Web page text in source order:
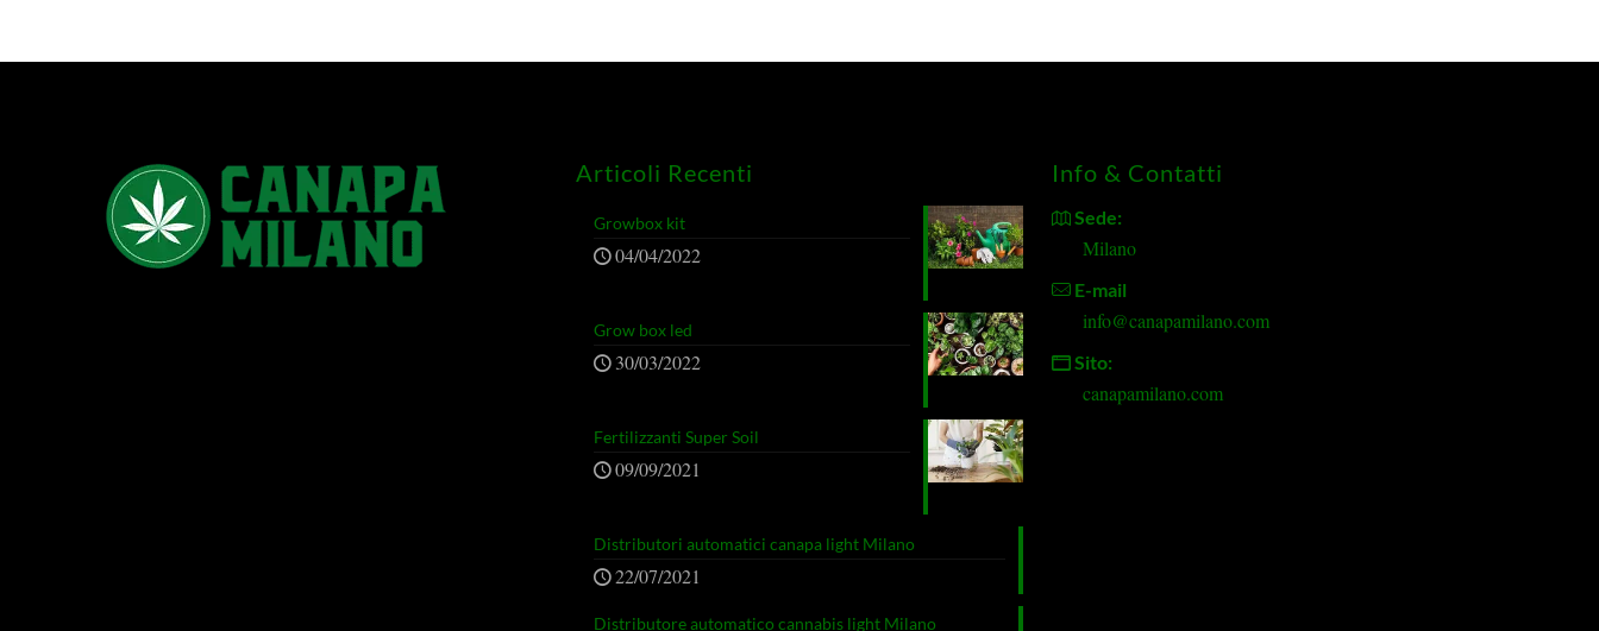
Articoli Recenti
Growbox kit
04/04/2022
Grow box led
30/03/2022
Fertilizzanti Super Soil
09/09/2021
Distributori automatici canapa light Milano
22/07/2021
Distributore automatico cannabis light Milano
Info & Contatti
Sede:
Milano
E-mail
info@canapamilano.com
Sito:
canapamilano.com